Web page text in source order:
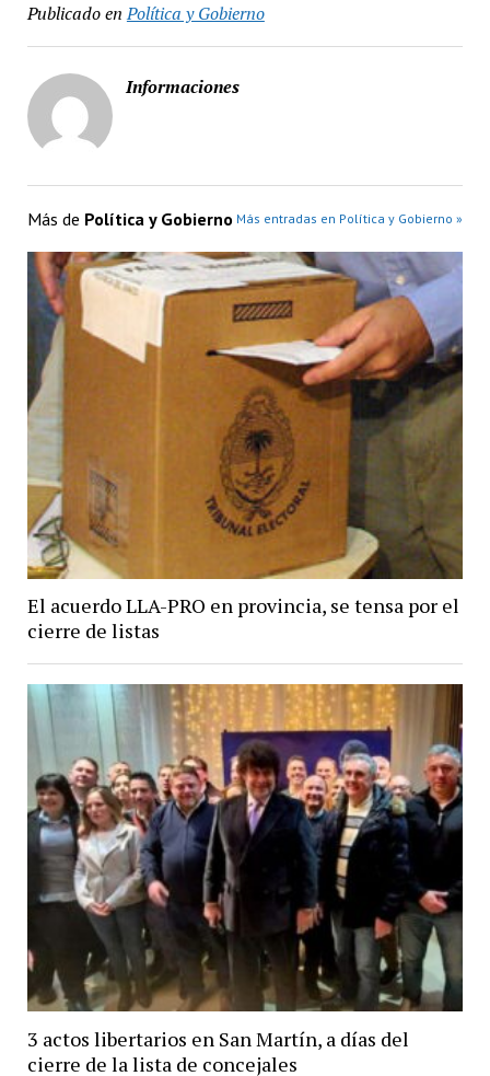
Publicado en Política y Gobierno
Informaciones
Más de Política y Gobierno Más entradas en Política y Gobierno »
El acuerdo LLA-PRO en provincia, se tensa por el
cierre de listas
3 actos libertarios en San Martín, a días del
cierre de la lista de concejales